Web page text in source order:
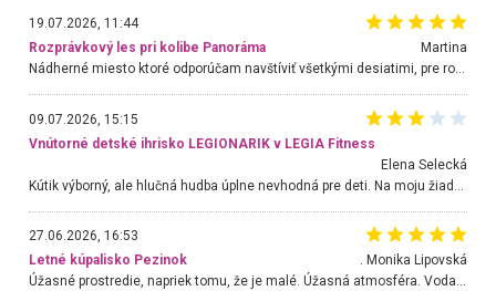
19.07.2026, 11:44
Rozprávkový les pri kolibe Panoráma
Martina
Nádherné miesto ktoré odporúčam navštíviť všetkými desiatimi, pre rodiny s deťmi, dôchodcom... Proste a jednoducho ozaj rozprávkový les.. určite ešte prídeme. Odniesli sme si na pamiatku krásne tričká,
09.07.2026, 15:15
Vnútorné detské ihrisko LEGIONARIK v LEGIA Fitness
Elena Selecká
27.06.2026, 16:53
Letné kúpalisko Pezinok
. Monika Lipovská
Úžasné prostredie, napriek tomu, že je malé. Úžasná atmosféra. Voda fantastická a nádherná. Ľudí je pomerne veľa, ale su mili a ohľaduplní. Je veľmi zaujímavé sledovať, ako dokážu spolu športovať cudzí ľudia a bez ohľadu na vek. Vládne tu pohoda. Vnuka neviem dostať z vody. Ďakujem za krásny deň . Urcite sa sem vrátim. Jediný problém je s parkovaním, ale aj ten sa mi podarilo vyriešiť. Monika Bratislava